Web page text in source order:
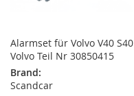
Alarmset für Volvo V40 S40
Volvo Teil Nr 30850415
Brand:
Scandcar